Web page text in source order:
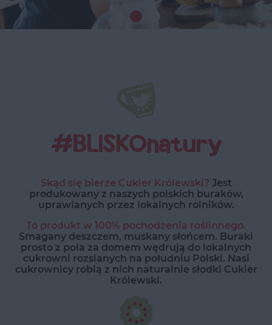
#BLISKOnatury
Skąd się bierze Cukier Królewski? Jest
produkowany z naszych polskich buraków,
uprawianych przez lokalnych rolników.
To produkt w 100% pochodzenia roślinnego.
Smagany deszczem, muskany słońcem. Buraki
prosto z pola za domem wędrują do lokalnych
cukrowni rozsianych na południu Polski. Nasi
cukrownicy robią z nich naturalnie słodki Cukier
Królewski.